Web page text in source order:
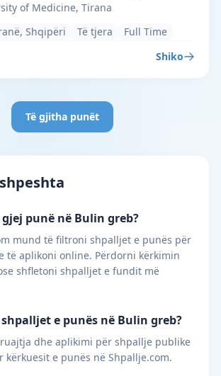
of Medicine, Tirana
Shqipëri
Të tjera Full Time
Shiko
Të gjitha punët
punë në Bulin greb?
mund të filtroni shpalljet e punës për
të aplikoni online. Përdorni kërkimin
shfletoni shpalljet e fundit më
e punës në Bulin greb?
dhe aplikimi për shpallje publike
kërkuesit e punës në Shpallje.com.